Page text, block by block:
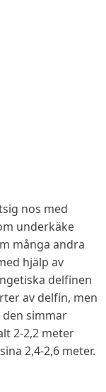
nos med
underkäke
många andra
hjälp av
delfinen
av delfin, men
simmar
2-2,2 meter
2,4-2,6 meter.